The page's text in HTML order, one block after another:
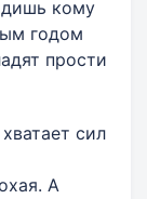
кому
годом
прости
сил
А